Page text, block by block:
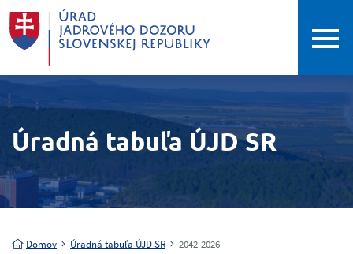
Úradná tabuľa ÚJD SR
Domov Úradná tabuľa ÚJD SR 2042-2026